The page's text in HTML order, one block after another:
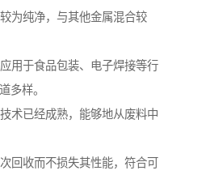
为纯净，与其他金属混合较
用于食品包装、电子焊接等行
多样。
术已经成熟，能够地从废料中
回收而不损失其性能，符合可